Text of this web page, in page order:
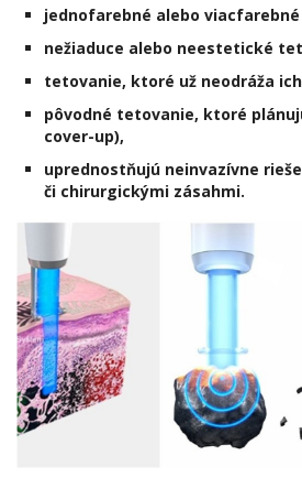
jednofarebné alebo
nežiaduce alebo neestetické
tetovanie, ktoré už neodráža
pôvodné tetovanie, ktoré
cover-up),
uprednostňujú neinvazívne
či chirurgickými zásahmi.